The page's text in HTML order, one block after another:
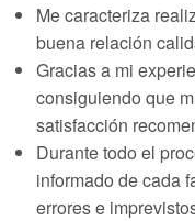
Me caracteriza
buena relación
Gracias a mi
consiguiendo que
satisfacción
Durante todo el
informado de cada
errores e